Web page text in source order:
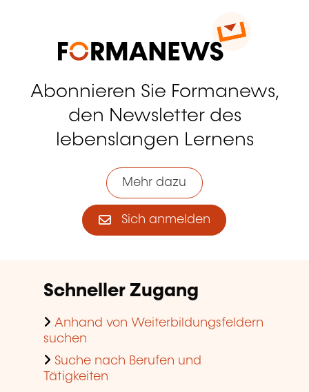
Abonnieren Sie Formanews,
den Newsletter des
lebenslangen Lernens
Mehr dazu
Sich anmelden
Schneller Zugang
Anhand von Weiterbildungsfeldern
suchen
Suche nach Berufen und
Tätigkeiten